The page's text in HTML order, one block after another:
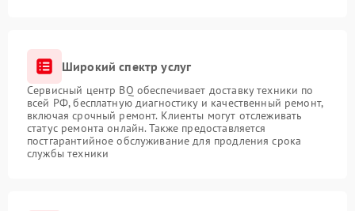
Широкий спектр услуг
Сервисный центр BQ обеспечивает доставку техники по
всей РФ, бесплатную диагностику и качественный ремонт,
включая срочный ремонт. Клиенты могут отслеживать
статус ремонта онлайн. Также предоставляется
постгарантийное обслуживание для продления срока
службы техники